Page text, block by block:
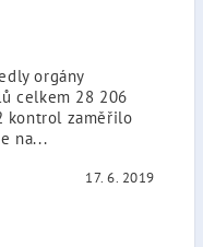
orgány
celkem 28 206
kontrol zaměřilo
na...
17. 6. 2019